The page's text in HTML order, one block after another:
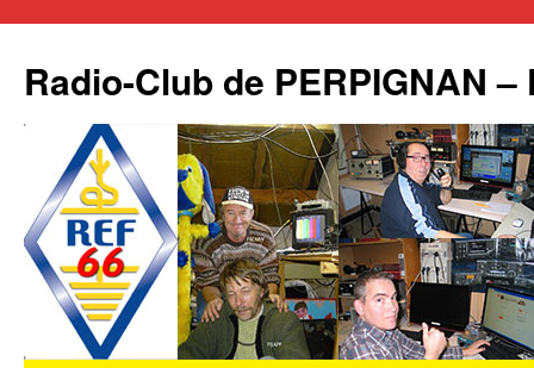
Radio-Club de PERPIGNAN –